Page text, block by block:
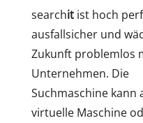
searchitist hoch
ausfallsicher und
Zukunft problemlos
Unternehmen. Die
Suchmaschine kann
virtuelle Maschine